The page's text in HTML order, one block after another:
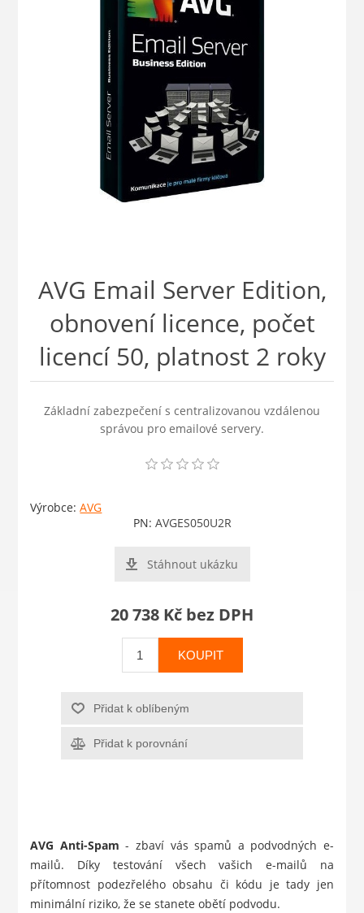
AVG Email Server Edition,
obnovení licence, počet
licencí 50, platnost 2 roky
Základní zabezpečení s centralizovanou vzdálenou
správou pro emailové servery.
Výrobce: AVG
PN: AVGES050U2R
Stáhnout ukázku
20 738 Kč bez DPH
KOUPIT
Přidat k oblíbeným
Přidat k porovnání
AVG Anti-Spam - zbaví vás spamů a podvodných e-
mailů. Díky testování všech vašich e-mailů na
přítomnost podezřelého obsahu či kódu je tady jen
minimální riziko, že se stanete obětí podvodu.